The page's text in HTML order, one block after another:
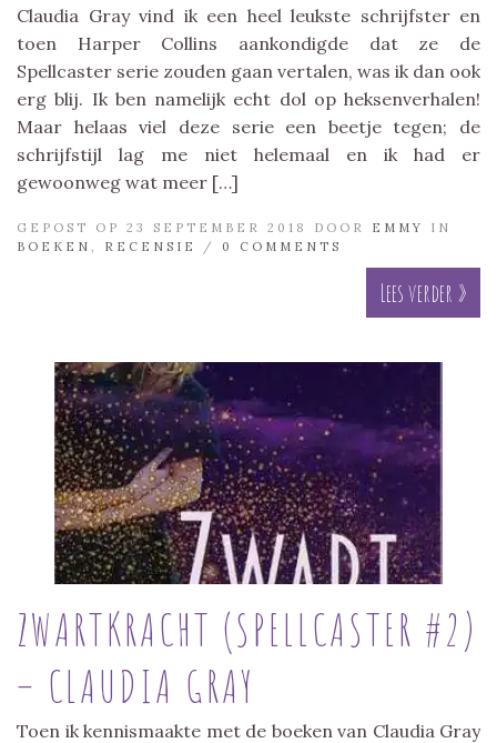
Claudia Gray vind ik een heel leukste schrijfster en
toen Harper Collins aankondigde dat ze de
Spellcaster serie zouden gaan vertalen, was ik dan ook
erg blij. Ik ben namelijk echt dol op heksenverhalen!
Maar helaas viel deze serie een beetje tegen; de
schrijfstijl lag me niet helemaal en ik had er
gewoonweg wat meer […]
GEPOST OP 23 SEPTEMBER 2018 DOOR EMMY
IN
BOEKEN
RECENSIE / 0 COMMENTS
Lees verder »
ZWARTKRACHT (SPELLCASTER #2)
– CLAUDIA GRAY
Toen ik kennismaakte met de boeken van Claudia Gray